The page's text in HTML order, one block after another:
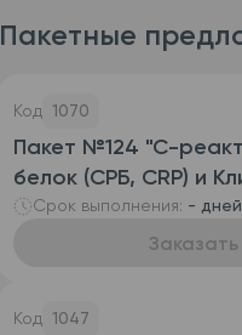
Пакетные
Код 1070
Пакет №124 "С-
белок (СРБ, CRP) и
анализ крови
Срок выполнения: - дней
Заказать
Код 1047